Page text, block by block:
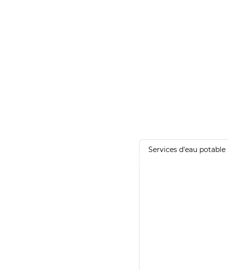
Services d'eau potable